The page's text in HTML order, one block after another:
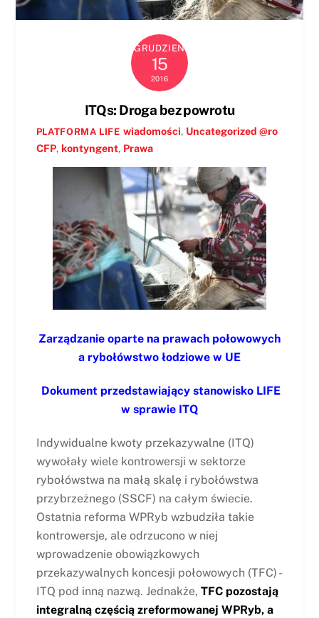
GRUDZIEŃ
15
2016
ITQs: Droga bez powrotu
PLATFORMA LIFE wiadomości, Uncategorized @ro
CFP, kontyngent, Prawa
Zarządzanie oparte na prawach połowowych
a rybołówstwo łodziowe w UE
Dokument przedstawiający stanowisko LIFE
w sprawie ITQ
Indywidualne kwoty przekazywalne (ITQ)
wywołały wiele kontrowersji w sektorze
rybołówstwa na małą skalę i rybołówstwa
przybrzeżnego (SSCF) na całym świecie.
Ostatnia reforma WPRyb wzbudziła takie
kontrowersje, ale odrzucono w niej
wprowadzenie obowiązkowych
przekazywalnych koncesji połowowych (TFC) -
ITQ pod inną nazwą. Jednakże, TFC pozostają
integralną częścią zreformowanej WPRyb, a